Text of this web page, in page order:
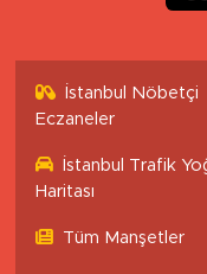
İstanbul Nöbetçi
Eczaneler
İstanbul Trafik
Haritası
Tüm Manşetler